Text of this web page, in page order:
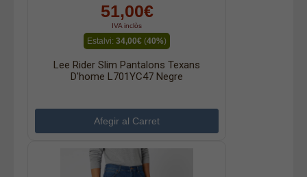
51,00€
IVA inclòs
Estalvi: 34,00€ (40%)
Lee Rider Slim Pantalons Texans
D'home L701YC47 Negre